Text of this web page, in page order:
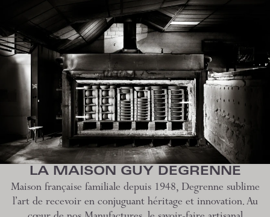
LA MAISON GUY DEGRENNE
Maison française familiale depuis 1948, Degrenne sublime
l’art de recevoir en conjuguant héritage et innovation. Au